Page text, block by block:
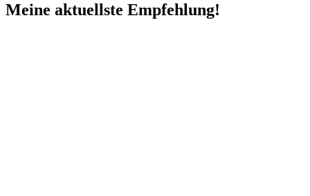
Meine aktuellste Empfehlung!